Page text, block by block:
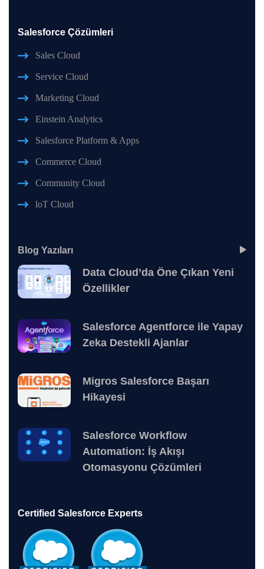
Salesforce Çözümleri
Sales Cloud
Service Cloud
Marketing Cloud
Einstein Analytics
Salesforce Platform & Apps
Commerce Cloud
Community Cloud
loT Cloud
Blog Yazıları
Data Cloud’da Öne Çıkan Yeni
Özellikler
Salesforce Agentforce ile Yapay
Zeka Destekli Ajanlar
Migros Salesforce Başarı
Hikayesi
Salesforce Workflow
Automation: İş Akışı
Otomasyonu Çözümleri
Certified Salesforce Experts